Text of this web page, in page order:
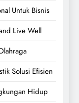
Untuk Bisnis
Live Well
Solusi Efisien
Hidup